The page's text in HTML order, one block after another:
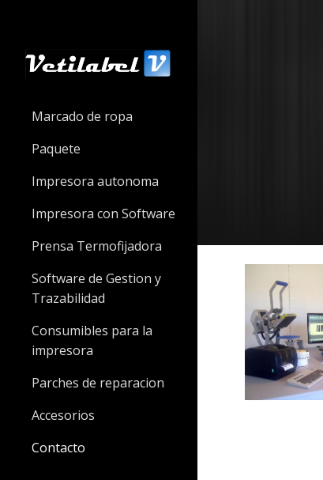
Marcado de ropa
Paquete
Impresora autonoma
Impresora con Software
Prensa Termofijadora
Software de Gestion y
Trazabilidad
Consumibles para la
impresora
Parches de reparacion
Accesorios
Contacto